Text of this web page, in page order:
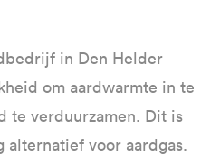
in Den Helder
om aardwarmte in te
te verduurzamen. Dit is
alternatief voor aardgas.